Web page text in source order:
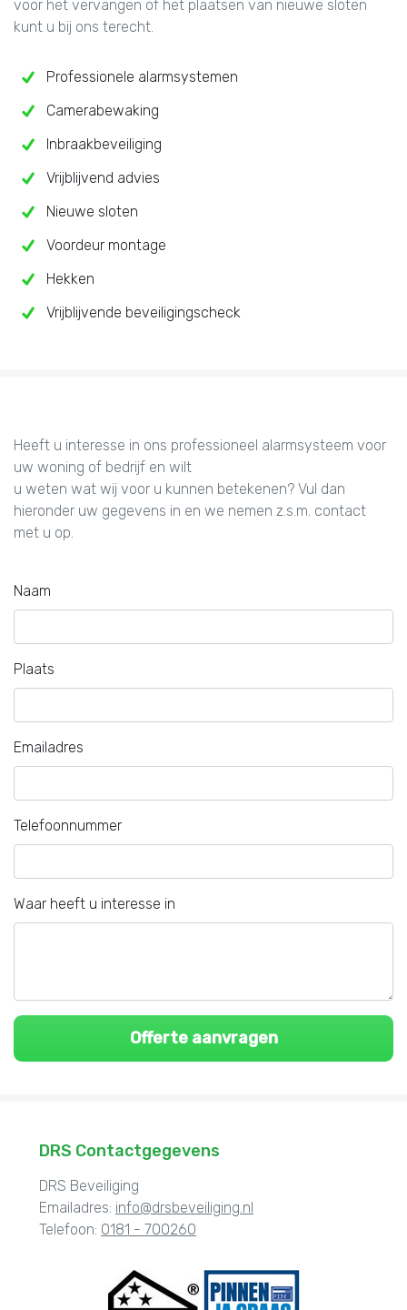
voor het vervangen of het plaatsen van nieuwe sloten
kunt u bij ons terecht.
Professionele alarmsystemen
Camerabewaking
Inbraakbeveiliging
Vrijblijvend advies
Nieuwe sloten
Voordeur montage
Hekken
Vrijblijvende beveiligingscheck
Heeft u interesse in ons professioneel alarmsysteem voor
uw woning of bedrijf en wilt
u weten wat wij voor u kunnen betekenen? Vul dan
hieronder uw gegevens in en we nemen z.s.m. contact
met u op.
Naam
Plaats
Emailadres
Telefoonnummer
Waar heeft u interesse in
DRS Contactgegevens
DRS Beveiliging
Emailadres: info@drsbeveiliging.nl
Telefoon: 0181 - 700260